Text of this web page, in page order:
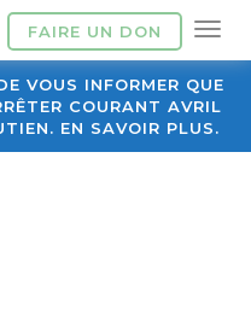
FAIRE UN DON
VOUS INFORMER QUE
COURANT AVRIL
EN SAVOIR PLUS.